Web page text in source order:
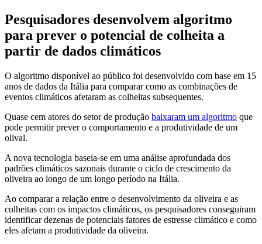
Pesquisadores desenvolvem algoritmo
para prever o potencial de colheita a
partir de dados climáticos
O algoritmo disponível ao público foi desenvolvido com base em 15
anos de dados da Itália para comparar como as combinações de
eventos climáticos afetaram as colheitas subsequentes.
Quase cem atores do setor de produção baixaram um algoritmo que
pode permitir prever o comportamento e a produtividade de um
olival.
A nova tecnologia baseia-se em uma análise aprofundada dos
padrões climáticos sazonais durante o ciclo de crescimento da
oliveira ao longo de um longo período na Itália.
Ao comparar a relação entre o desenvolvimento da oliveira e as
colheitas com os impactos climáticos, os pesquisadores conseguiram
identificar dezenas de potenciais fatores de estresse climático e como
eles afetam a produtividade da oliveira.